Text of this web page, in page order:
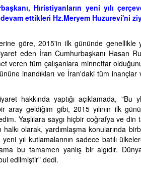
Hıristiyanların yeni yılı
ettikleri Hz.Meryem Huzurevi'ni
göre, 2015'in ilk gününde genellikle
eden İran Cumhurbaşkanı Hasan
veren tüm çalışanlara minnettar
inandıkları ve İran'daki tüm inançlar
hakkında yaptığı açıklamada, "Bu
aray geldiğim gibi, 2015 yılının ilk
Yaşlılara saygı hiçbir coğrafya ve din
halkı olarak, yardımlaşma konularında
yeni yıl kutlamalarının sadece batılı
ama bu tamamen yanlış bir algıdır.
edilmiştir" dedi.